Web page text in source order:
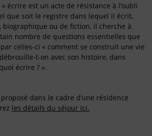
écrire est un acte de résistance à l’oubli
que soit le registre dans lequel il écrit,
ou de fiction, il cherche à
nombre de questions essentielles que
celles-ci « comment se construit une vie
t-on avec son histoire, dans
écrire ? ».
dans le cadre d’une résidence
les détails du séjour ici.